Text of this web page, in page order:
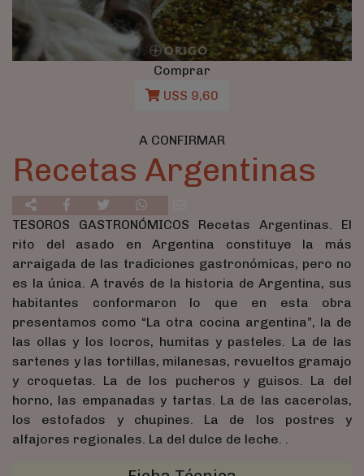
Comprar
U$S 9,60
A CONFIRMAR
Recetas Argentinas
TESOROS GASTRONÓMICOS Recetas Argentinas. El
rito del asado en Argentina constituye la más
arraigada de las tradiciones gastronómicas, pero no
es la única. A través de la historia de Argentina, sus
habitantes conformaron lo que en esta obra
presentamos como “La otra cocina argentina”, la de
las ollas y los locros, humitas y pasteles. La de las
sartenes y las tortillas, milanesas, revueltos gramajo
y croquetas. La de los pucheros y guisos. La del
horno, las empanadas y tartas. La de las cacerolas,
los estofados y chupines. La de los postres y
alfajores regionales. La del dulce de leche. .